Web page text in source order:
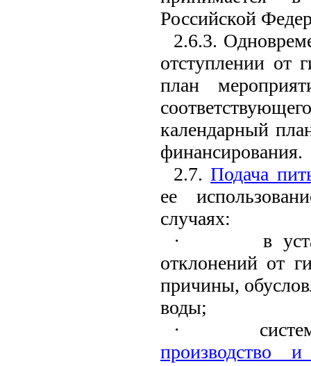
Российской
2.6.3.
отступлении от
план
календарный
финансирования.
2.7.Подача
ее
случаях:
·
в
отклонений от
причины,
воды;
·
производство